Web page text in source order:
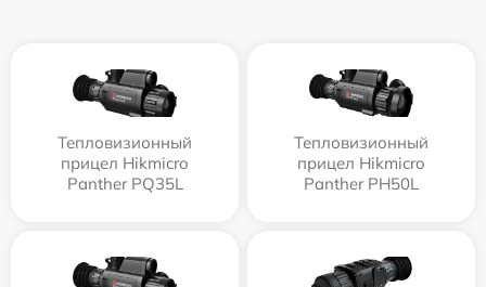
Тепловизионный
прицел Hikmicro
Panther PQ35L
Тепловизионный
прицел Hikmicro
Panther PH50L